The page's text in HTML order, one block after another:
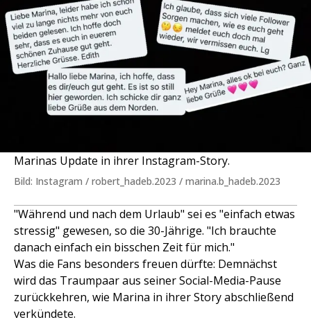
Marinas Update in ihrer Instagram-Story.
Bild: Instagram / robert_hadeb.2023 / marina.b_hadeb.2023
"Während und nach dem Urlaub" sei es "einfach etwas
stressig" gewesen, so die 30-Jährige. "Ich brauchte
danach einfach ein bisschen Zeit für mich."
Was die Fans besonders freuen dürfte: Demnächst
wird das Traumpaar aus seiner Social-Media-Pause
zurückkehren, wie Marina in ihrer Story abschließend
verkündete.